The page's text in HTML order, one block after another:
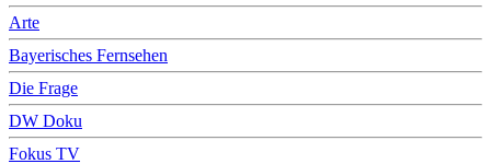
Arte
Bayerisches Fernsehen
Die Frage
DW Doku
Fokus TV